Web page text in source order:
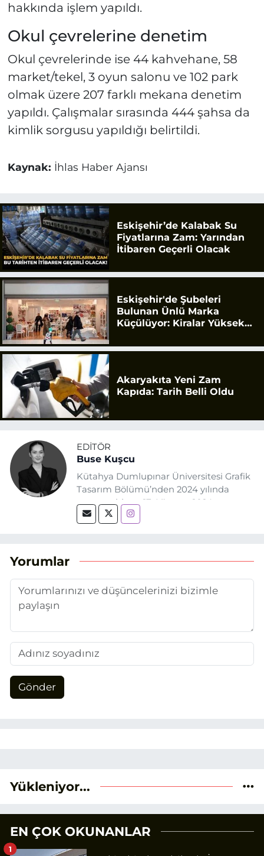
hakkında işlem yapıldı.
Okul çevrelerine denetim
Okul çevrelerinde ise 44 kahvehane, 58
market/tekel, 3 oyun salonu ve 102 park
olmak üzere 207 farklı mekana denetim
yapıldı. Çalışmalar sırasında 444 şahsa da
kimlik sorgusu yapıldığı belirtildi.
Kaynak: İhlas Haber Ajansı
Eskişehir’de Kalabak Su
Fiyatlarına Zam: Yarından
İtibaren Geçerli Olacak
Eskişehir'de Şubeleri
Bulunan Ünlü Marka
Küçülüyor: Kiralar Yüksek
Akaryakıta Yeni Zam
Kapıda: Tarih Belli Oldu
EDITÖR
Buse Kuşcu
Kütahya Dumlupınar Üniversitesi Grafik
Tasarım Bölümü’nden 2024 yılında
mezun oldum. 17 Ağustos 2024
tarihinde, Grafik Tasarım alanında staj
adım attım.
Yorumlar
Gönder
Yükleniyor...
EN ÇOK OKUNANLAR
1